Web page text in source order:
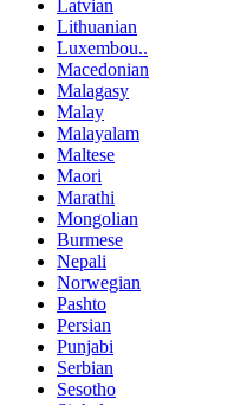
Latvian
Lithuanian
Luxembou..
Macedonian
Malagasy
Malay
Malayalam
Maltese
Maori
Marathi
Mongolian
Burmese
Nepali
Norwegian
Pashto
Persian
Punjabi
Serbian
Sesotho